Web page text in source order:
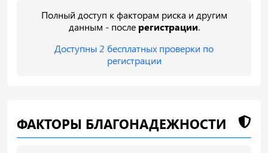
Полный доступ к факторам риска и другим
данным - после регистрации.
Доступны 2 бесплатных проверки по
регистрации
ФАКТОРЫ БЛАГОНАДЕЖНОСТИ